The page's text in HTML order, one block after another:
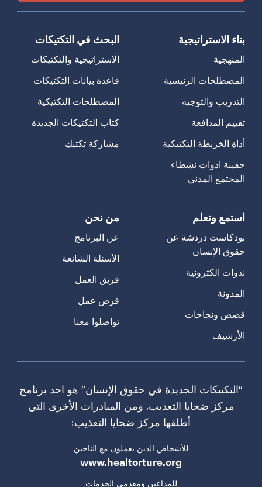
بناء الاستراتيجية
المنهجية
المصطلحات الرئيسية
التدريب والتوجيه
تقييم المدافعة
أداة الخريطة التكتيكية
حقيبة ادوات نشطاء
المجتمع المدني
البحث في التكتيكات
الاستراتيجية والتكتيكات
قاعدة بيانات التكتيكات
المصطلحات التكتيكية
كتاب التكتيكات الجديدة
مشاركة تكتيك
استمع وتعلم
بودكاست دردشة عن
حقوق الإنسان
ندوات الكترونية
المدونة
قصص ونجاحات
الأرشيف
من نحن
عن البرنامج
الأسئلة الشائعة
فريق العمل
فرص عمل
تواصلوا معنا
“التكتيكات الجديدة في حقوق الإنسان” هو احد برنامج
مركز ضحايا التعذيب. ومن المبادرات الأخرى التي
أطلقها مركز ضحايا التعذيب:
للأشخاص الذين يعملون مع الناجين
www.healtorture.org
للمداعين ومقدمي الخدمات